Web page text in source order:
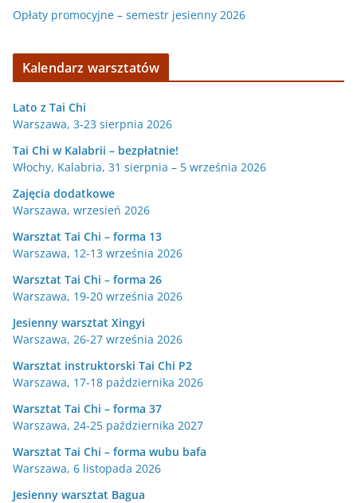
Opłaty promocyjne – semestr jesienny 2026
Kalendarz warsztatów
Lato z Tai Chi
Warszawa, 3-23 sierpnia 2026
Tai Chi w Kalabrii – bezpłatnie!
Włochy, Kalabria, 31 sierpnia – 5 września 2026
Zajęcia dodatkowe
Warszawa, wrzesień 2026
Warsztat Tai Chi – forma 13
Warszawa, 12-13 września 2026
Warsztat Tai Chi – forma 26
Warszawa, 19-20 września 2026
Jesienny warsztat Xingyi
Warszawa, 26-27 września 2026
Warsztat instruktorski Tai Chi P2
Warszawa, 17-18 października 2026
Warsztat Tai Chi – forma 37
Warszawa, 24-25 października 2027
Warsztat Tai Chi – forma wubu bafa
Warszawa, 6 listopada 2026
Jesienny warsztat Bagua